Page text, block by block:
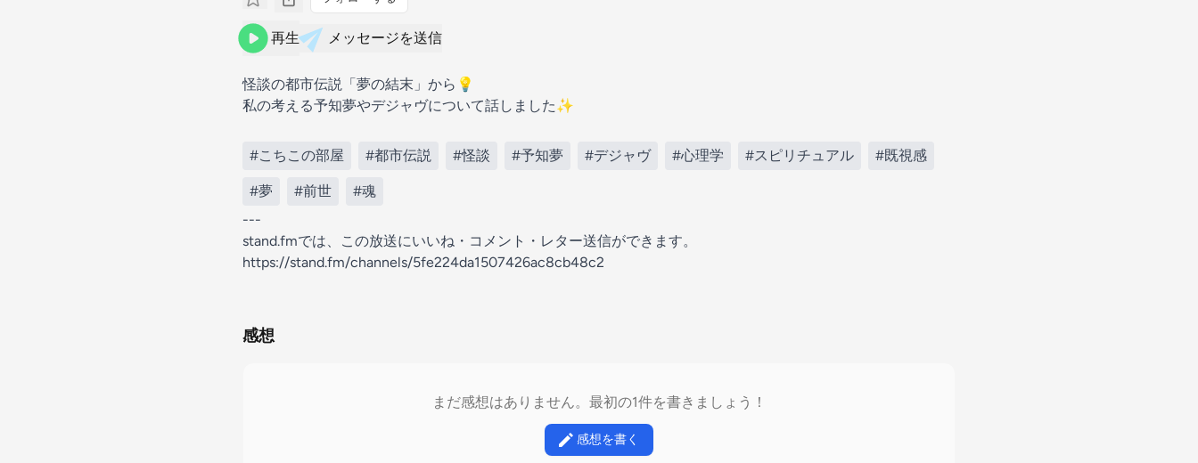
再生 メッセージを送信
怪談の都市伝説「夢の結末」から💡
私の考える予知夢やデジャヴについて話しました✨
#こちこの部屋 #都市伝説 #怪談 #予知夢 #デジャヴ #心理学 #スピリチュアル #既視感
#夢 #前世
#魂
---
stand.fmでは、この放送にいいね・コメント・レター送信ができます。
https://stand.fm/channels/5fe224da1507426ac8cb48c2
感想
まだ感想はありません。最初の1件を書きましょう！
感想を書く